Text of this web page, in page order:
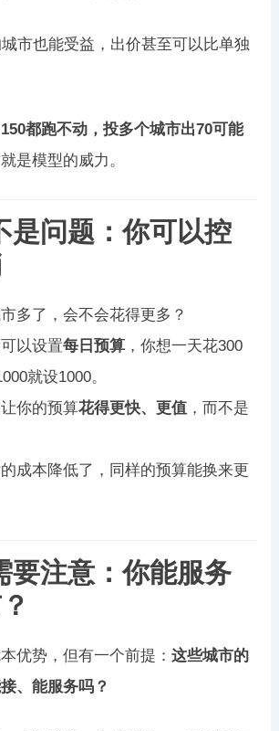
市也能受益，出价甚至可以比单独
都跑不动，投多个城市出70可能
是模型的威力。
是问题：你可以控
多了，会不会花得更多？
以设置每日预算，你想一天花300
就设1000。
你的预算花得更快、更值，而不是
成本降低了，同样的预算能换来更
要注意：你能服务
优势，但有一个前提： 这些城市的
、能服务吗？